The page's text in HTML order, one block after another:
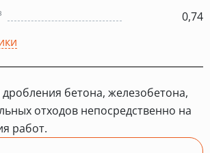
0,74
дробления бетона, железобетона,
отходов непосредственно на
работ.